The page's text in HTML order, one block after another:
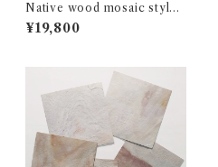
Native wood mosaic style
D
¥19,800